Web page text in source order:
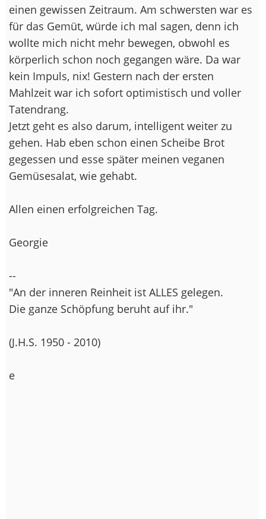
einen gewissen Zeitraum. Am schwersten war es
für das Gemüt, würde ich mal sagen, denn ich
wollte mich nicht mehr bewegen, obwohl es
körperlich schon noch gegangen wäre. Da war
kein Impuls, nix! Gestern nach der ersten
Mahlzeit war ich sofort optimistisch und voller
Tatendrang.
Jetzt geht es also darum, intelligent weiter zu
gehen. Hab eben schon einen Scheibe Brot
gegessen und esse später meinen veganen
Gemüsesalat, wie gehabt.
Allen einen erfolgreichen Tag.
Georgie
--
"An der inneren Reinheit ist ALLES gelegen.
Die ganze Schöpfung beruht auf ihr."
(J.H.S. 1950 - 2010)
e